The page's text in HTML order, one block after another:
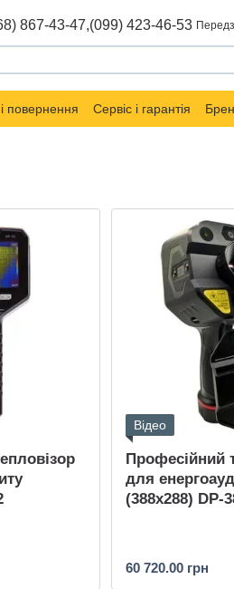
867-43-47,(099) 423-46-53
повернення Сервіс і гарантія
Відео
Професійний
для
(388x288) DP-
60 720.00 грн